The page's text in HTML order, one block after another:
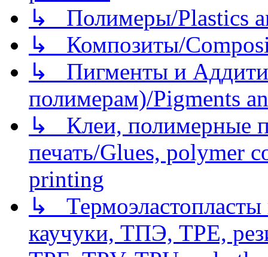
↳ Полимеры/Plastics
↳ Композиты/
↳ Пигменты и
полимерам)/Pigments
↳ Клеи, полимерные
печать/Glues, polymer
printing
↳
каучуки, ТПЭ, TPE,